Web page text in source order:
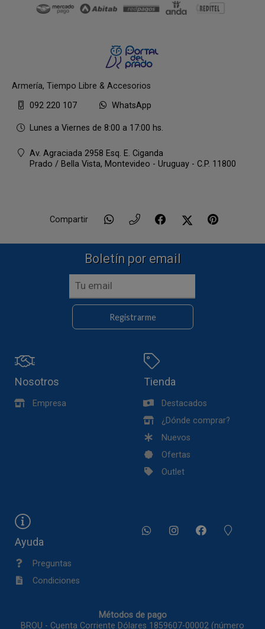
Armería, Tiempo Libre & Accesorios
092 220 107
WhatsApp
Lunes a Viernes de 8:00 a 17:00 hs.
Av. Agraciada 2958 Esq. E. Ciganda
Prado / Bella Vista, Montevideo - Uruguay - C.P. 11800
Compartir
Boletín por email
Registrarme
Nosotros
Empresa
Tienda
Destacados
¿Dónde comprar?
Nuevos
Ofertas
Outlet
Ayuda
Preguntas
Condiciones
Métodos de pago
BROU - Cuenta Corriente Dólares 1859607-00002 (número